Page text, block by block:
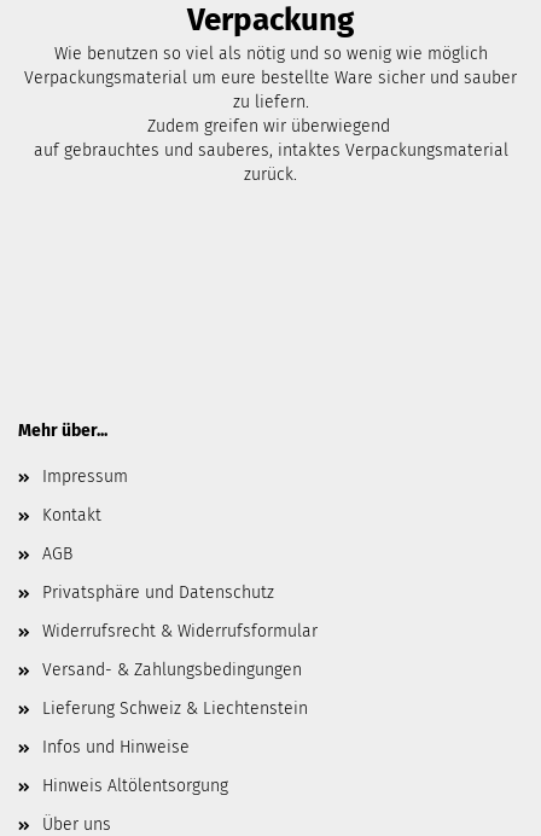
Verpackung
Wie benutzen so viel als nötig und so wenig wie möglich
Verpackungsmaterial um eure bestellte Ware sicher und sauber
zu liefern.
Zudem greifen wir überwiegend
auf gebrauchtes und sauberes, intaktes Verpackungsmaterial
zurück.
Mehr über...
Impressum
Kontakt
AGB
Privatsphäre und Datenschutz
Widerrufsrecht & Widerrufsformular
Versand- & Zahlungsbedingungen
Lieferung Schweiz & Liechtenstein
Infos und Hinweise
Hinweis Altölentsorgung
Über uns